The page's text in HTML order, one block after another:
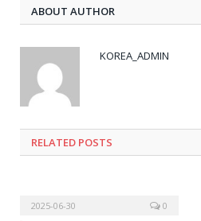
ABOUT AUTHOR
KOREA_ADMIN
RELATED POSTS
2025-06-30 0